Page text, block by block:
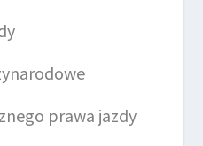
prawa jazdy